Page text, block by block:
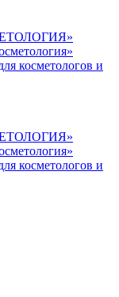
косметологов и
косметологов и